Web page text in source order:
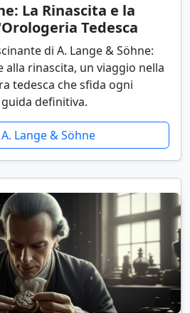
La Rinascita e la
Tedesca
di A. Lange & Söhne:
alla rinascita, un viaggio nella
tedesca che sfida ogni
definitiva.
Lange & Söhne